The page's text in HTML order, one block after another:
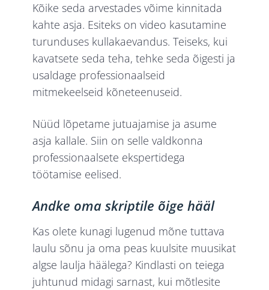
Kõike seda arvestades võime kinnitada
kahte asja. Esiteks on video kasutamine
turunduses kullakaevandus. Teiseks, kui
kavatsete seda teha, tehke seda õigesti ja
usaldage professionaalseid
mitmekeelseid kõneteenuseid.
Nüüd lõpetame jutuajamise ja asume
asja kallale. Siin on selle valdkonna
professionaalsete ekspertidega
töötamise eelised.
Andke oma skriptile õige hääl
Kas olete kunagi lugenud mõne tuttava
laulu sõnu ja oma peas kuulsite muusikat
algse laulja häälega? Kindlasti on teiega
juhtunud midagi sarnast, kui mõtlesite